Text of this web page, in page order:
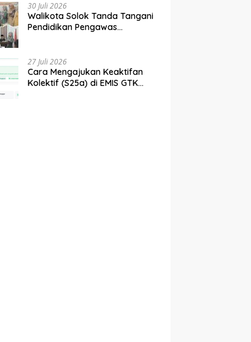
30 Juli 2026
Walikota Solok Tanda Tangani
Pendidikan Pengawas
27 Juli 2026
Cara Mengajukan Keaktifan
Kolektif (S25a) di EMIS GTK